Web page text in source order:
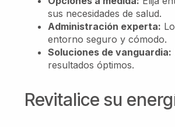
sus necesidades de salud.
Administración experta:
entorno seguro y cómodo.
Soluciones de vanguardia:
resultados óptimos.
Revitalice su